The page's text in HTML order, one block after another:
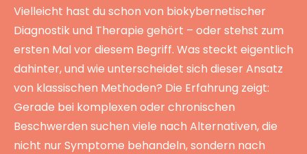
Vielleicht hast du schon von biokybernetischer
Diagnostik und Therapie gehört – oder stehst zum
ersten Mal vor diesem Begriff. Was steckt eigentlich
dahinter, und wie unterscheidet sich dieser Ansatz
von klassischen Methoden? Die Erfahrung zeigt:
Gerade bei komplexen oder chronischen
Beschwerden suchen viele nach Alternativen, die
nicht nur Symptome behandeln, sondern nach